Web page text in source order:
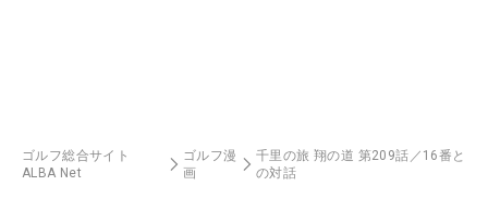
ゴルフ総合サイト
ALBA Net
ゴルフ漫
画
千里の旅 翔の道 第209話／16番と
の対話